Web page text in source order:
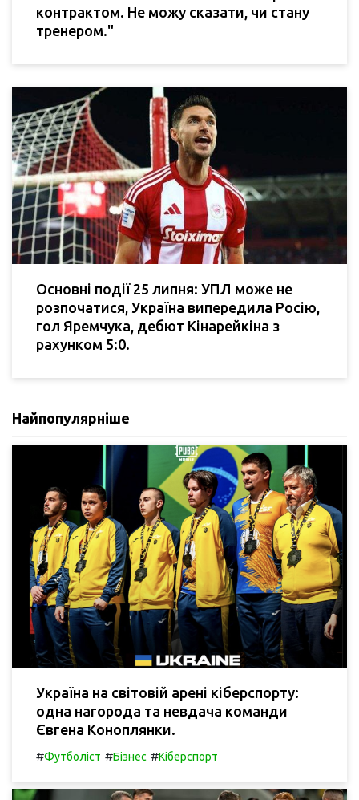
контрактом. Не можу сказати, чи стану
тренером."
Основні події 25 липня: УПЛ може не
розпочатися, Україна випередила Росію,
гол Яремчука, дебют Кінарейкіна з
рахунком 5:0.
Найпопулярніше
Україна на світовій арені кіберспорту:
одна нагорода та невдача команди
Євгена Коноплянки.
#Футболіст #Бізнес #Кіберспорт